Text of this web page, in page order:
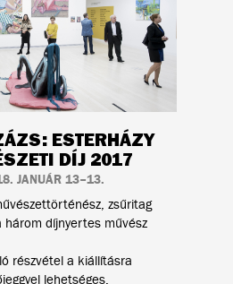
ESTERHÁZY
DÍJ 2017
JANUÁR 13–13.
zsűritag
díjnyertes művész
részvétel a kiállításra
lehetséges.